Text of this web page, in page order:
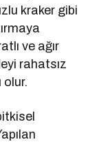
kraker gibi
ve ağır
rahatsız
olur.